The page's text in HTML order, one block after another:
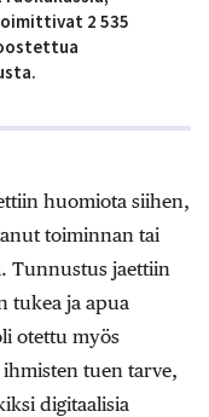
2 535
huomiota siihen,
toiminnan tai
Tunnustus jaettiin
tukea ja apua
otettu myös
tuen tarve,
digitaalisia